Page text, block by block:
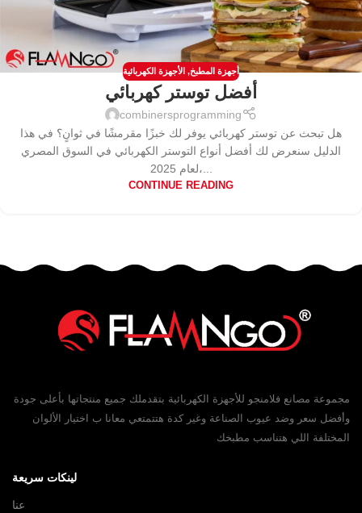
أجهزة المطبخ, الأجهزة الكهربائية
أفضل توستر كهربائي
combinersprogramming
هل تبحث عن توستر كهربائي يوفر لك خبزًا مقرمشًا في ثوانٍ؟ في هذا
الدليل سنعرض لك أفضل أنواع التوستر الكهربائي في السوق المصري
لعام 2025،...
CONTINUE READING
مجموعة مصانع فلامنجو للأجهزة الكهربائية بتقدملك جميع منتجاتها بأعلى جودة
وأفضل سعر وضد عيوب الصناعة وغير كدة هتتمتعي معانا ب اختيار الألوان
المختلفة اللي هتناسب مطبخك
لينكات سريعة
عنا